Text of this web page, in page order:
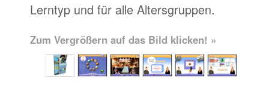
Lerntyp und für alle Altersgruppen.
Zum Vergrößern auf das Bild klicken! »